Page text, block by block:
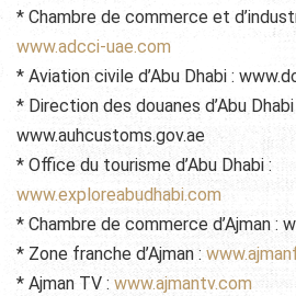
* Chambre de commerce et
www.adcci-uae.com
* Aviation civile d’Abu Dhabi :
* Direction des douanes d’Abu Dhabi
www.auhcustoms.gov.ae
* Office du tourisme d’Abu Dhabi :
www.exploreabudhabi.com
* Chambre de commerce d’Ajman :
* Zone franche d’Ajman :
* Ajman TV : www.ajmantv.com